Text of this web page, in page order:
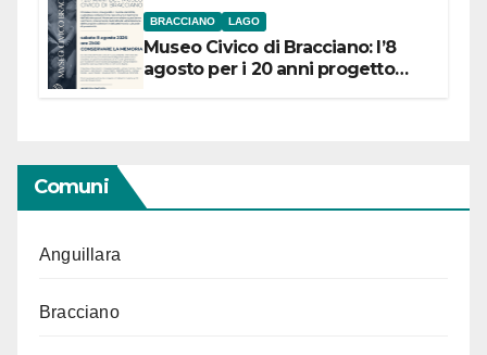
BRACCIANO LAGO
Museo Civico di Bracciano: l’8
agosto per i 20 anni progetto
Comuni
Anguillara
Bracciano